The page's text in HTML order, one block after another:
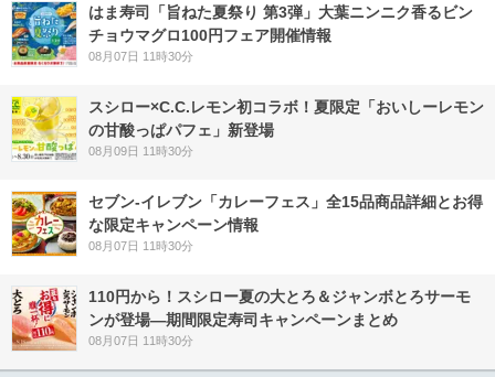
はま寿司「旨ねた夏祭り 第3弾」大葉ニンニク香るビン
チョウマグロ100円フェア開催情報
08月07日 11時30分
スシロー×C.C.レモン初コラボ！夏限定「おいしーレモン
の甘酸っぱパフェ」新登場
08月09日 11時30分
セブン‐イレブン「カレーフェス」全15品商品詳細とお得
な限定キャンペーン情報
08月07日 11時30分
110円から！スシロー夏の大とろ＆ジャンボとろサーモ
ンが登場―期間限定寿司キャンペーンまとめ
08月07日 11時30分